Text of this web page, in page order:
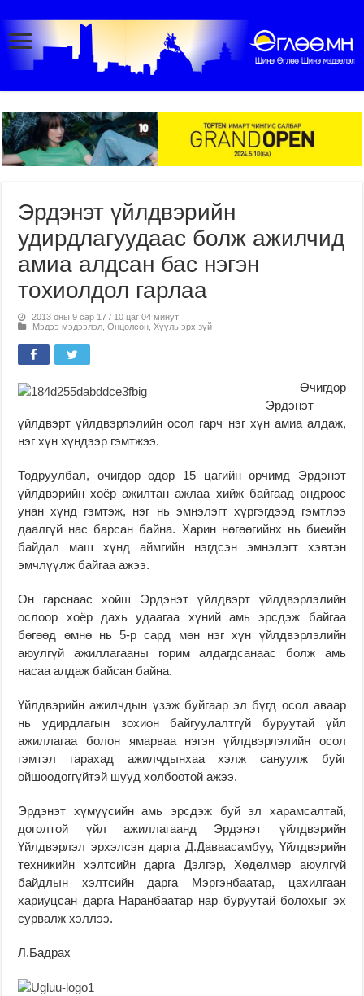
Эрдэнэт үйлдвэрийн
удирдлагуудаас болж ажилчид
амиа алдсан бас нэгэн
тохиолдол гарлаа
2013 оны 9 сар 17 / 10 цаг 04 минут
Мэдээ мэдээлэл ,Онцолсон ,Хууль эрх зүй
Өчигдөр
Эрдэнэт
үйлдвэрт үйлдвэрлэлийн осол гарч нэг хүн амиа алдаж,
нэг хүн хүндээр гэмтжээ.
Тодруулбал, өчигдөр өдөр 15 цагийн орчимд Эрдэнэт
үйлдвэрийн хоёр ажилтан ажлаа хийж байгаад өндрөөс
унан хүнд гэмтэж, нэг нь эмнэлэгт хүргэгдээд гэмтлээ
даалгүй нас барсан байна. Харин нөгөөгийнх нь биеийн
байдал маш хүнд аймгийн нэгдсэн эмнэлэгт хэвтэн
эмчлүүлж байгаа ажээ.
Он гарснаас хойш Эрдэнэт үйлдвэрт үйлдвэрлэлийн
ослоор хоёр дахь удаагаа хүний амь эрсдэж байгаа
бөгөөд өмнө нь 5-р сард мөн нэг хүн үйлдвэрлэлийн
аюулгүй ажиллагааны горим алдагдсанаас болж амь
насаа алдаж байсан байна.
Үйлдвэрийн ажилчдын үзэж буйгаар эл бүгд осол аваар
нь удирдлагын зохион байгуулалтгүй буруутай үйл
ажиллагаа болон ямарваа нэгэн үйлдвэрлэлийн осол
гэмтэл гарахад ажилчдынхаа хэлж сануулж буйг
ойшоодоггүйтэй шууд холбоотой ажээ.
Эрдэнэт хүмүүсийн амь эрсдэж буй эл харамсалтай,
доголтой үйл ажиллагаанд Эрдэнэт үйлдвэрийн
Үйлдвэрлэл эрхэлсэн дарга Д.Даваасамбуу, Үйлдвэрийн
техникийн хэлтсийн дарга Дэлгэр, Хөдөлмөр аюулгүй
байдлын хэлтсийн дарга Мэргэнбаатар, цахилгаан
хариуцсан дарга Наранбаатар нар буруутай болохыг эх
сурвалж хэллээ.
Л.Бадрах